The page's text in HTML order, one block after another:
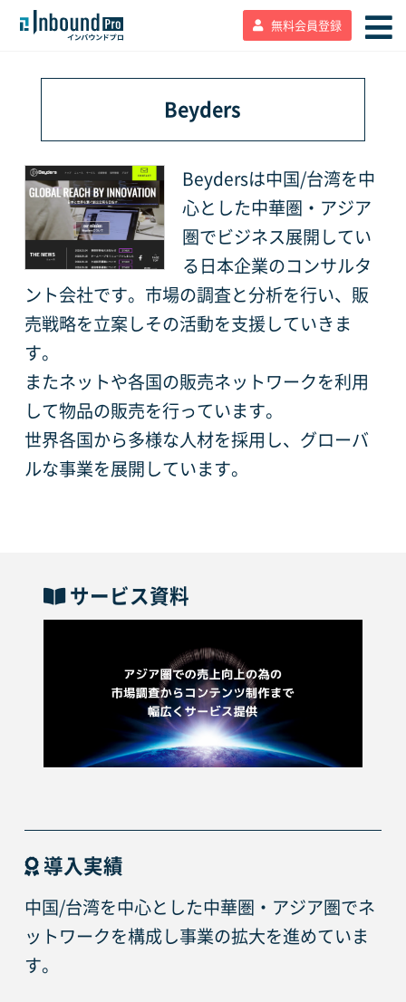
無料会員登録
Beyders
Beydersは中国/台湾を中
心とした中華圏・アジア
圏でビジネス展開してい
る日本企業のコンサルタ
ント会社です。市場の調査と分析を行い、販
売戦略を立案しその活動を支援していきま
す。
またネットや各国の販売ネットワークを利用
して物品の販売を行っています。
世界各国から多様な人材を採用し、グローバ
ルな事業を展開しています。
サービス資料
導入実績
中国/台湾を中心とした中華圏・アジア圏でネ
ットワークを構成し事業の拡大を進めていま
す。